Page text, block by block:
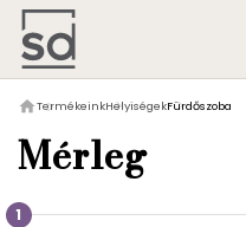
homeTermékeinkHelyiségekFürdőszoba
Mérleg
1